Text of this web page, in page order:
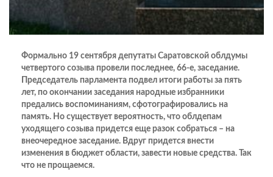
Формально 19 сентября депутаты Саратовской облдумы
четвертого созыва провели последнее, 66-е, заседание.
Председатель парламента подвел итоги работы за пять
лет, по окончании заседания народные избранники
предались воспоминаниям, сфотографировались на
память. Но существует вероятность, что обл­депам
уходящего созыва придется еще разок собраться – на
внеочередное заседание. Вдруг придется внести
изменения в бюджет области, завести новые средства. Так
что не прощаемся.